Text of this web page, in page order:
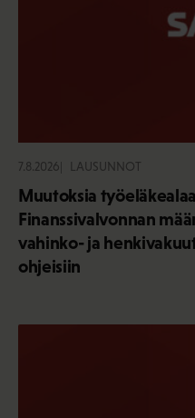
7.8.2026 LAUSUNNOT
Muutoksia
Finanssivalvonnan
vahinko- ja
ohjeisiin